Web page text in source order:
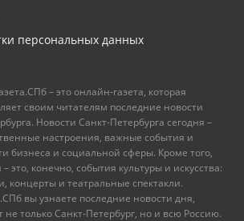
персональных данных
– это онлайн-газета, которая
своим читателям последние новости
Новости Санкт-Петербурга сегодня –
настроения, важные события и
бизнеса и социальной сферы. Кроме того,
это, конечно, события культуры и искусства:
концерты и театральные спектакли.
вы узнаете последние новости дня,
не только Санкт-Петербург, но и всю Россию.